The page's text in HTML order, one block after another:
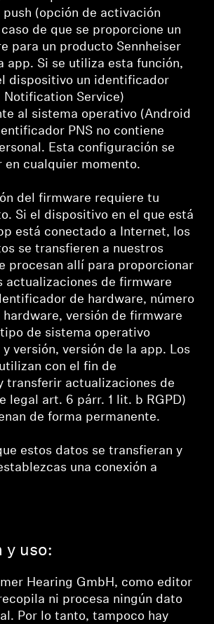
(opción de activación
de que se proporcione un
para un producto Sennheiser
app. Si se utiliza esta función,
dispositivo un identificador
Notification Service)
al sistema operativo (Android
PNS no contiene
Esta configuración se
en cualquier momento.
del firmware requiere tu
Si el dispositivo en el que está
está conectado a Internet, los
se transfieren a nuestros
procesan allí para proporcionar
actualizaciones de firmware
de hardware, número
hardware, versión de firmware
de sistema operativo
versión, versión de la app. Los
con el fin de
transferir actualizaciones de
legal art. 6 párr. 1 lit. b RGPD)
de forma permanente.
estos datos se transfieran y
una conexión a
y uso:
Hearing GmbH, como editor
ni procesa ningún dato
Por lo tanto, tampoco hay